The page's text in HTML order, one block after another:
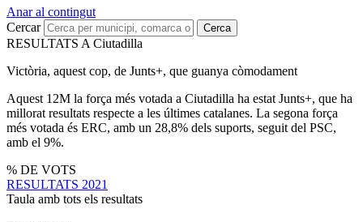
Anar al contingut
Cercar
Cerca
RESULTATS A Ciutadilla
Victòria, aquest cop, de Junts+, que guanya còmodament
Aquest 12M la força més votada a Ciutadilla ha estat Junts+, que ha
millorat resultats respecte a les últimes catalanes. La segona força
més votada és ERC, amb un 28,8% dels suports, seguit del PSC,
amb el 9%.
% DE VOTS
RESULTATS 2021
Taula amb tots els resultats